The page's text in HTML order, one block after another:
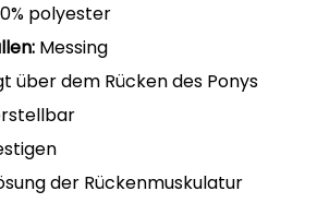
polyester
Messing
über dem Rücken des Ponys
der Rückenmuskulatur